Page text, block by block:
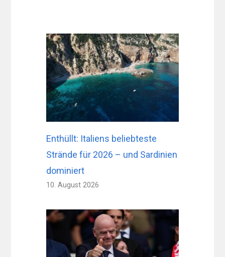
Enthüllt: Italiens beliebteste
Strände für 2026 – und Sardinien
dominiert
10. August 2026